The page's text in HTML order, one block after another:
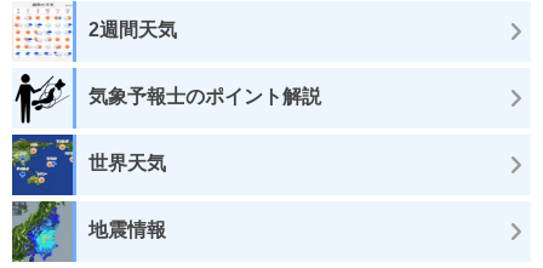
2週間天気
気象予報士のポイント解説
世界天気
地震情報